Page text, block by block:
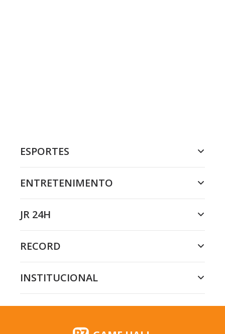
ESPORTES
ENTRETENIMENTO
JR 24H
RECORD
INSTITUCIONAL